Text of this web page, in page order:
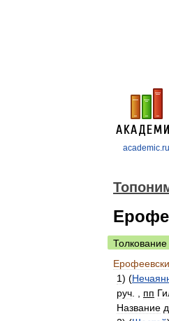
academic.ru
Толкование
1) (
руч
пп
Название